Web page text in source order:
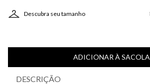
Descubra seu tamanho
ADICIONAR À SACOLA
DESCRIÇÃO